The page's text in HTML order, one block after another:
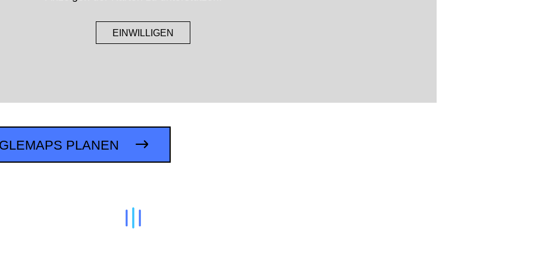
EINWILLIGEN
PLANEN